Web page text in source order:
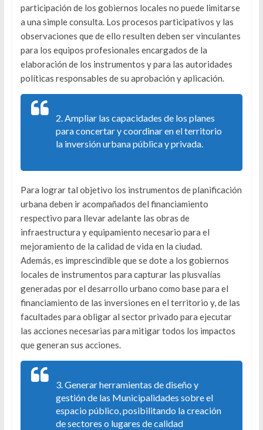
participación de los gobiernos locales no puede limitarse
a una simple consulta. Los procesos participativos y las
observaciones que de ello resulten deben ser vinculantes
para los equipos profesionales encargados de la
elaboración de los instrumentos y para las autoridades
políticas responsables de su aprobación y aplicación.
2. Ampliar las capacidades de los planes
para concertar y coordinar en el territorio
la inversión urbana pública y privada.
Para lograr tal objetivo los instrumentos de planificación
urbana deben ir acompañados del financiamiento
respectivo para llevar adelante las obras de
infraestructura y equipamiento necesario para el
mejoramiento de la calidad de vida en la ciudad.
Además, es imprescindible que se dote a los gobiernos
locales de instrumentos para capturar las plusvalías
generadas por el desarrollo urbano como base para el
financiamiento de las inversiones en el territorio y, de las
facultades para obligar al sector privado para ejecutar
las acciones necesarias para mitigar todos los impactos
que generan sus acciones.
3. Generar herramientas de diseño y
gestión de las Municipalidades sobre el
espacio público, posibilitando la creación
de sectores o lugares de calidad